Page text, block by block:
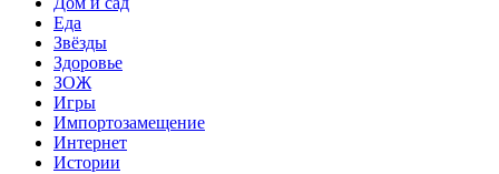
Еда
Звёзды
Здоровье
ЗОЖ
Игры
Импортозамещение
Интернет
Истории